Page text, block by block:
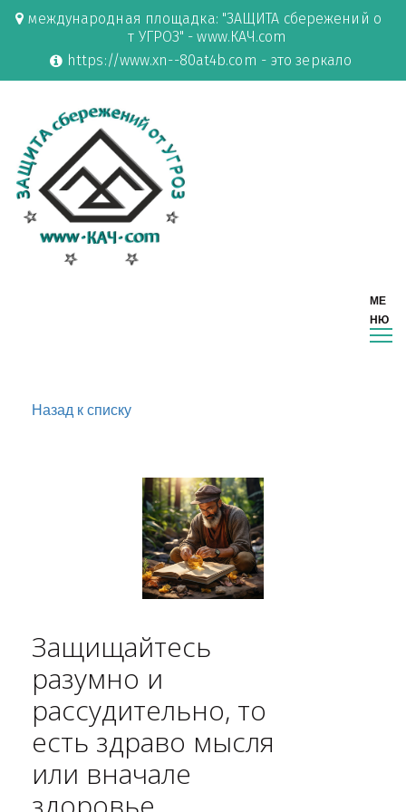
международная площадка: "ЗАЩИТА сбережений о
т УГРОЗ" - www.КАЧ.com
https://www.xn--80at4b.com - это зеркало
Назад к списку
Защищайтесь
разумно и
рассудительно, то
есть здраво мысля
или вначале